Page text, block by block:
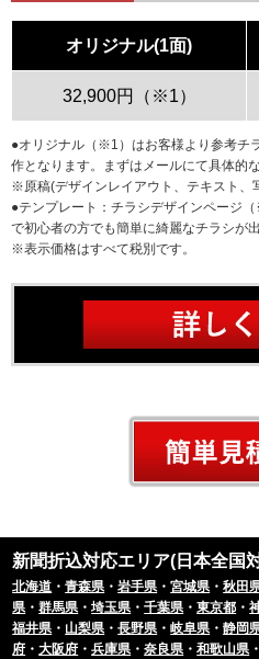
オリジナル(1面)
32,900円（※1）
●オリジナル（※1）はお客様より参考チ
作となります。まずはメールにて具体的
※原稿(デザインレイアウト、テキスト、
●テンプレート： チラシデザインページ
で初心者の方でも簡単に綺麗なチラシが
※表示価格はすべて税別です。
新聞折込対応エリア(日本全国
北海道 ・青森県 ・岩手県 ・宮城県 ・秋田
県 ・群馬県 ・埼玉県 ・千葉県 ・東京都 ・
福井県 ・ 山梨県 ・長野県 ・岐阜県 ・静岡
府 ・大阪府 ・兵庫県 ・奈良県 ・和歌山県